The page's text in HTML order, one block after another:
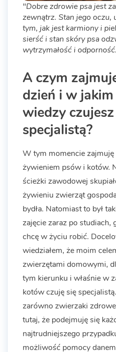
"Dobre zdrowie psa jest
zewnątrz. Stan jego
tym, jak jest karmiony i
sierść i stan skóry psa
wytrzymałość i
A czym
dzień i w
wiedzy
specjalistą?
W tym momencie
żywieniem psów i kotów.
ścieżki zawodowej
żywieniu zwierząt
bydła. Natomiast to był
zajęcie zaraz po studiach,
chcę w życiu robić.
wiedziałem, że moim
zwierzętami domowymi,
tym kierunku i właśnie w
kotów czuję się
zarówno zwierzaki
tutaj, że podejmuję się
najtrudniejszego
możliwość pomocy